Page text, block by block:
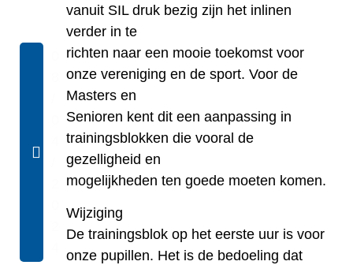
vanuit SIL druk bezig zijn het inlinen
verder in te
richten naar een mooie toekomst voor
onze vereniging en de sport. Voor de
Masters en
Senioren kent dit een aanpassing in
trainingsblokken die vooral de
gezelligheid en
mogelijkheden ten goede moeten komen.
Wijziging
De trainingsblok op het eerste uur is voor
onze pupillen. Het is de bedoeling dat